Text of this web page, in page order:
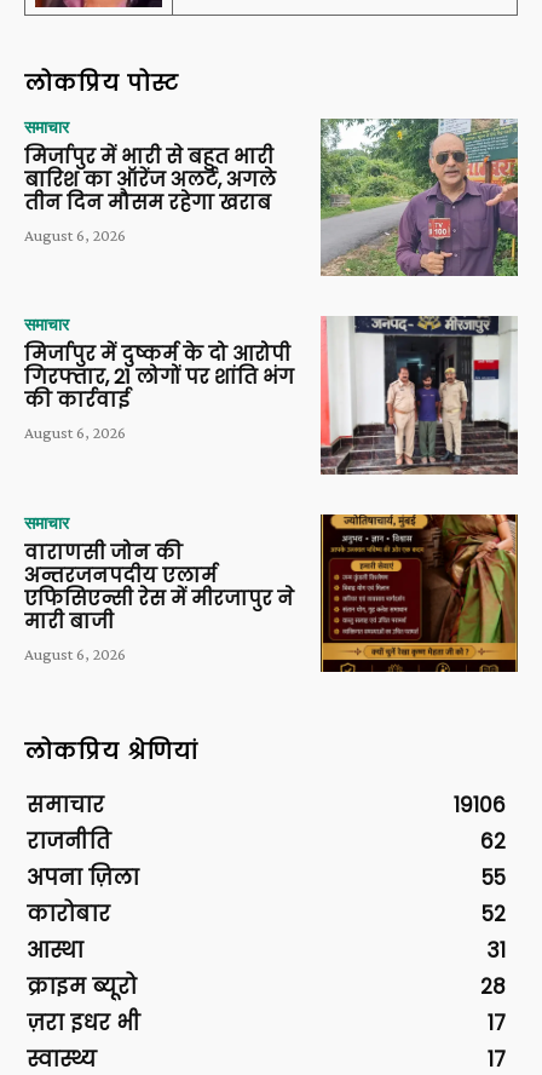
लोकप्रिय पोस्ट
समाचार
मिर्जापुर में भारी से बहुत भारी
बारिश का ऑरेंज अलर्ट, अगले
तीन दिन मौसम रहेगा खराब
August 6, 2026
समाचार
मिर्जापुर में दुष्कर्म के दो आरोपी
गिरफ्तार, 21 लोगों पर शांति भंग
की कार्रवाई
August 6, 2026
समाचार
वाराणसी जोन की
अन्तरजनपदीय एलार्म
एफिसिएन्सी रेस में मीरजापुर ने
मारी बाजी
August 6, 2026
लोकप्रिय श्रेणियां
समाचार
19106
राजनीति
62
अपना ज़िला
55
कारोबार
52
आस्था
31
क्राइम ब्यूरो
28
ज़रा इधर भी
17
स्वास्थ्य
17